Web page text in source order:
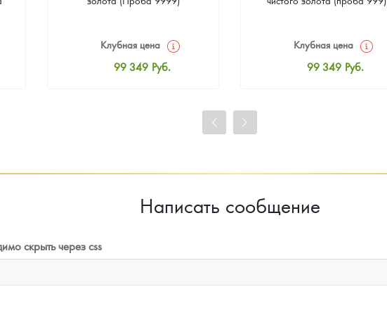
Клубная цена
99 349 Руб.
Клубная цена
99 349 Руб.
Написать сообщение
скрыть через css